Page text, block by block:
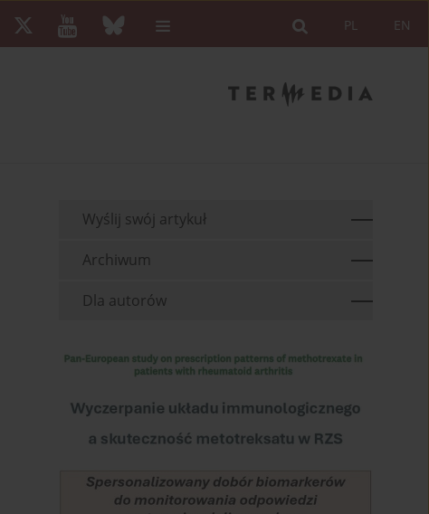
EN
PL
Wyślij swój artykuł
Archiwum
Dla autorów